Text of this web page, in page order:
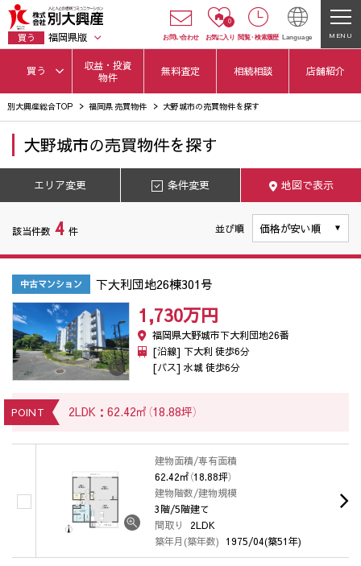
買う 福岡県版 お問い合わせ
0
お気に入り 閲覧・ 検索履歴 Language MENU
買う
収益・投資
物件
無料査定 相続相談 店舗紹介
別大興産総合TOP 福岡県 売買物件 大野城市の売買物件を探す
エリア変更 条件変更 地図で表示
大野城市の売買物件を探す
該当件数 4 件 並び順
中古マンション 下大利団地26棟301号
1,730万円
福岡県大野城市下大利団地26番
[沿線] 下大利 徒歩6分
[バス] 水城 徒歩6分
POINT 2LDK：62.42㎡（18.88坪）
建物面積/専有面積
62.42㎡（18.88坪）
建物階数/建物規模
3階/5階建て
間取り
2LDK
築年月(築年数) 1975/04(築51年)